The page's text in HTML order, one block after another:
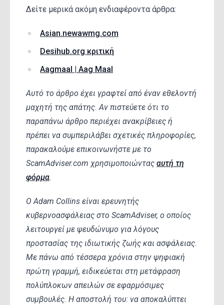
Δείτε μερικά ακόμη ενδιαφέροντα άρθρα:
Asian.newawmg.com
Desihub.org κριτική
Aagmaal | Aag Maal
Αυτό το άρθρο έχει γραφτεί από έναν εθελοντή
μαχητή της απάτης. Αν πιστεύετε ότι το
παραπάνω άρθρο περιέχει ανακρίβειες ή
πρέπει να συμπεριλάβει σχετικές πληροφορίες,
παρακαλούμε επικοινωνήστε με το
ScamAdviser.com χρησιμοποιώντας αυτή τη
φόρμα.
Ο Adam Collins είναι ερευνητής
κυβερνοασφάλειας στο ScamAdviser, ο οποίος
λειτουργεί με ψευδώνυμο για λόγους
προστασίας της ιδιωτικής ζωής και ασφάλειας.
Με πάνω από τέσσερα χρόνια στην ψηφιακή
πρώτη γραμμή, ειδικεύεται στη μετάφραση
πολύπλοκων απειλών σε εφαρμόσιμες
συμβουλές. Η αποστολή του: να αποκαλύπτει